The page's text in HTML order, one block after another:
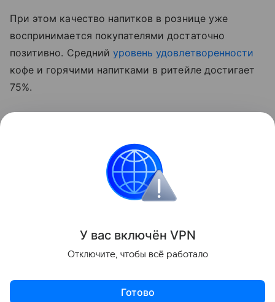
При этом качество напитков в рознице уже
воспринимается покупателями достаточно
позитивно. Средний уровень удовлетворенности
кофе и горячими напитками в ритейле достигает
75%.
выпечка, готовая еда или кассы
самообслуживания.
У вас включён VPN
Отключите, чтобы всё работало
Готово